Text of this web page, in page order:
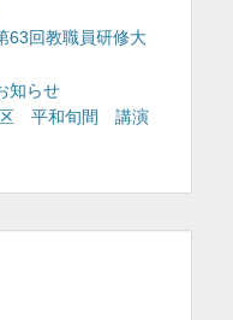
63回教職員研修大
知らせ
区 平和旬間 講演